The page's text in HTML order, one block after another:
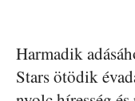
Harmadik
Stars ötödik